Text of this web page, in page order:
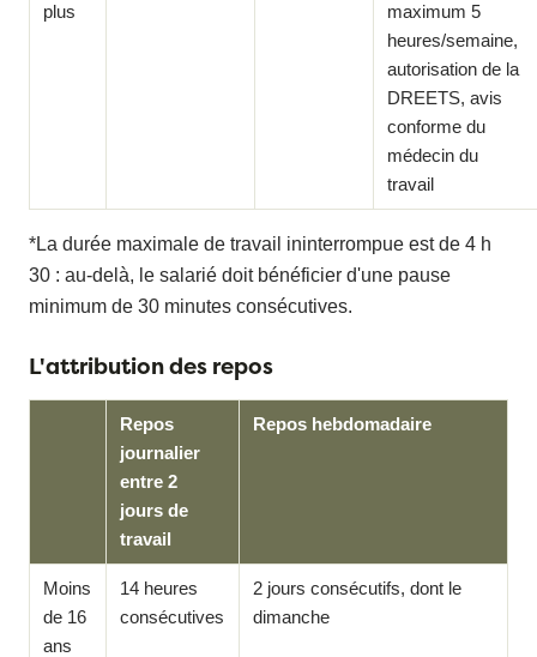
plus
maximum 5
heures/semaine,
autorisation de la
DREETS, avis
conforme du
médecin du
travail
*La durée maximale de travail ininterrompue est de 4 h
30 : au-delà, le salarié doit bénéficier d'une pause
minimum de 30 minutes consécutives.
L'attribution des repos
Repos
journalier
entre 2
jours de
travail
Repos hebdomadaire
Moins
de 16
ans
14 heures
consécutives
2 jours consécutifs, dont le
dimanche